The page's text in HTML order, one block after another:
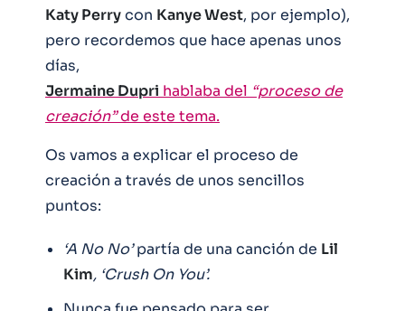
Katy Perrycon Kanye West, por ejemplo),
pero recordemos que hace apenas unos
días,
Jermaine Dupri hablaba del “proceso de
creación”de este tema.
Os vamos a explicar el proceso de
creación a través de unos sencillos
puntos:
‘A No No’partía de una canción de Lil
Kim, ‘Crush On You’.